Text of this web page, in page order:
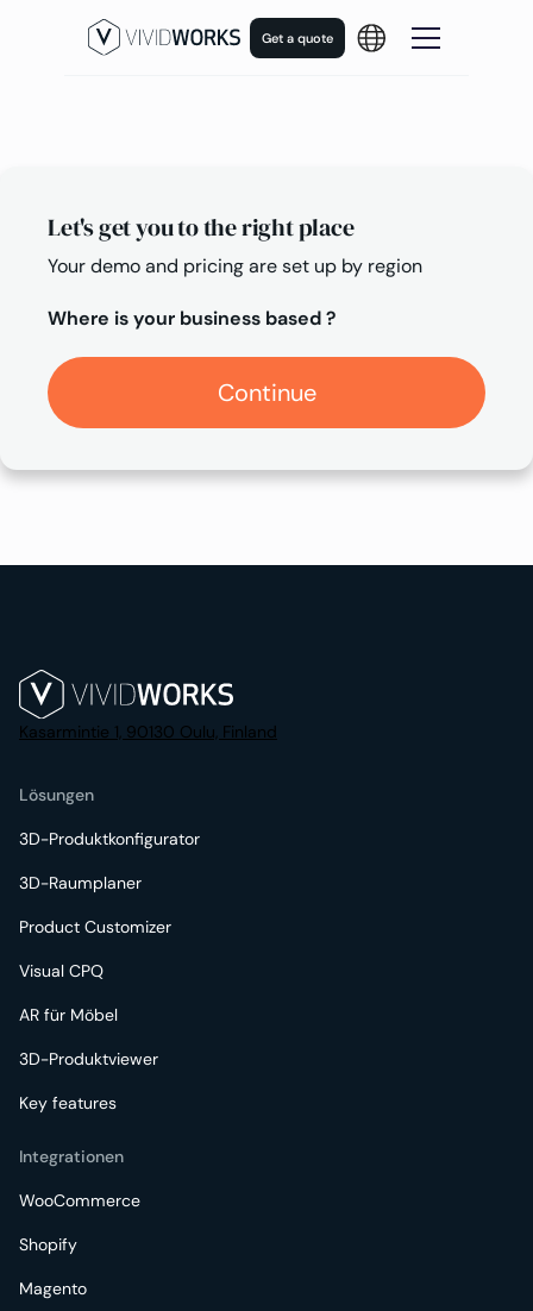
Get a quote
Let's get you to the right place
Your demo and pricing are set up by region
Where is your business based ?
Kasarmintie 1, 90130 Oulu, Finland
Lösungen
3D-Produktkonfigurator
3D-Raumplaner
Product Customizer
Visual CPQ
AR für Möbel
3D-Produktviewer
Key features
Integrationen
WooCommerce
Shopify
Magento